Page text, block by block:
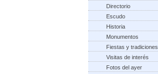
Directorio
Escudo
Historia
Monumentos
Fiestas y tradiciones
Visitas de interés
Fotos del ayer